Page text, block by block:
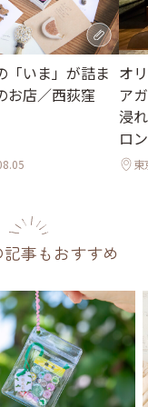
「いま」が詰ま
お店／西荻窪
オ
ア
浸
ロ
東
事もおすすめ